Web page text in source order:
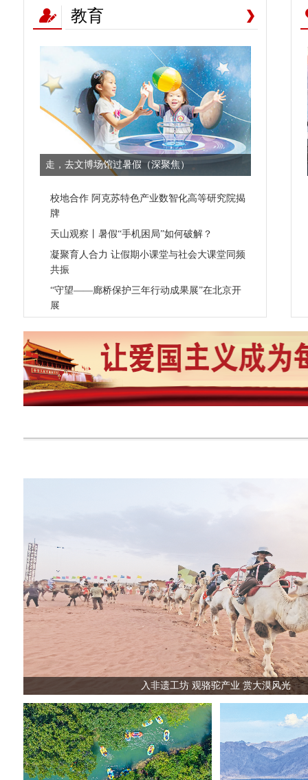
教育
走，去文博场馆过暑假（深聚焦）
校地合作 阿克苏特色产业数智化高等研究院揭
牌
天山观察丨暑假“手机困局”如何破解？
凝聚育人合力 让假期小课堂与社会大课堂同频
共振
“守望——廊桥保护三年行动成果展”在北京开
展
入非遗工坊 观骆驼产业 赏大漠风光